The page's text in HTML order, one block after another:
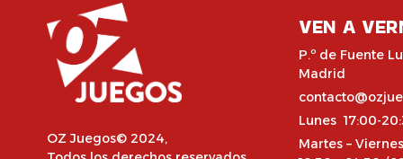
OZ Juegos© 2024,
VEN A
P.º de Fuente
Madrid
Lunes 17:00-
Martes – Viernes